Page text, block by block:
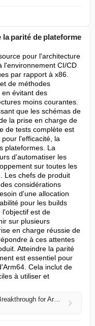
la parité de plateforme
pour l'architecture
l'environnement CI/CD
par rapport à x86.
de méthodes
évitant des
moins courantes.
que les schémas de
la prise en charge de
de tests complète est
l'efficacité, la
plateformes. La
d'automatiser les
sur toutes les
Les chefs de produit
considérations
d'une allocation
pour les builds
l'objectif est de
sur plusieurs
en charge réussie de
à ces attentes
Atteindre la parité
est essentiel pour
Cela inclut de
à utiliser et
CNCF Triggers a Platform Parity Breakthrough for Arm64 and x86